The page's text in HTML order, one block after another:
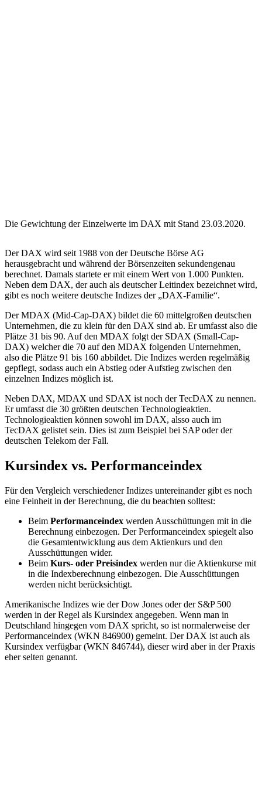
Die Gewichtung der Einzelwerte im DAX mit Stand 23.03.2020.
Der DAX wird seit 1988 von der Deutsche Börse AG
herausgebracht und während der Börsenzeiten sekundengenau
berechnet. Damals startete er mit einem Wert von 1.000 Punkten.
Neben dem DAX, der auch als deutscher Leitindex bezeichnet wird,
gibt es noch weitere deutsche Indizes der „DAX-Familie“.
Der MDAX (Mid-Cap-DAX) bildet die 60 mittelgroßen deutschen
Unternehmen, die zu klein für den DAX sind ab. Er umfasst also die
Plätze 31 bis 90. Auf den MDAX folgt der SDAX (Small-Cap-
DAX) welcher die 70 auf den MDAX folgenden Unternehmen,
also die Plätze 91 bis 160 abbildet. Die Indizes werden regelmäßig
gepflegt, sodass auch ein Abstieg oder Aufstieg zwischen den
einzelnen Indizes möglich ist.
Neben DAX, MDAX und SDAX ist noch der TecDAX zu nennen.
Er umfasst die 30 größten deutschen Technologieaktien.
Technologieaktien können sowohl im DAX, alsso auch im
TecDAX gelistet sein. Dies ist zum Beispiel bei SAP oder der
deutschen Telekom der Fall.
Kursindex vs. Performanceindex
Für den Vergleich verschiedener Indizes untereinander gibt es noch
eine Feinheit in der Berechnung, die du beachten solltest:
Beim Performanceindex werden Ausschüttungen mit in die
Berechnung einbezogen. Der Performanceindex spiegelt also
die Gesamtentwicklung aus dem Aktienkurs und den
Ausschüttungen wider.
Beim Kurs- oder Preisindex werden nur die Aktienkurse mit
in die Indexberechnung einbezogen. Die Ausschüttungen
werden nicht berücksichtigt.
Amerikanische Indizes wie der Dow Jones oder der S&P 500
werden in der Regel als Kursindex angegeben. Wenn man in
Deutschland hingegen vom DAX spricht, so ist normalerweise der
Performanceindex (WKN 846900) gemeint. Der DAX ist auch als
Kursindex verfügbar (WKN 846744), dieser wird aber in der Praxis
eher selten genannt.